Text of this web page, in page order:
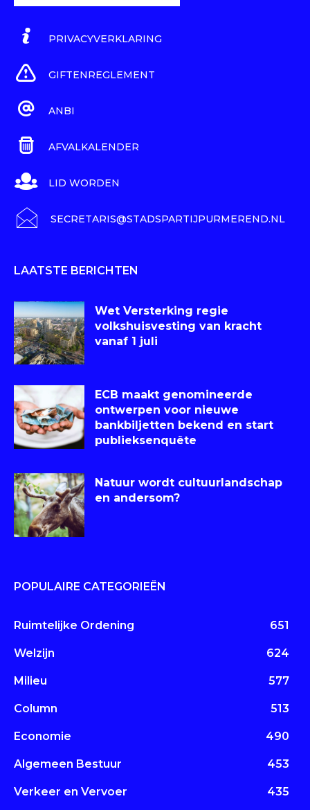
PRIVACYVERKLARING
GIFTENREGLEMENT
ANBI
AFVALKALENDER
LID WORDEN
SECRETARIS@STADSPARTIJPURMEREND.NL
LAATSTE BERICHTEN
Wet Versterking regie
volkshuisvesting van kracht
vanaf 1 juli
ECB maakt genomineerde
ontwerpen voor nieuwe
bankbiljetten bekend en start
publieksenquête
Natuur wordt cultuurlandschap
en andersom?
POPULAIRE CATEGORIEËN
Ruimtelijke Ordening 651
Welzijn 624
Milieu 577
Column 513
Economie 490
Algemeen Bestuur 453
Verkeer en Vervoer 435